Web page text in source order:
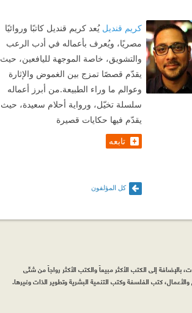
كريم قنديل يُعد كريم قنديل كاتبًا وروائيًا
مصريًا، ويُعرف بأعماله في أدب الرعب
والتشويق، خاصة الموجهة لليافعين، حيث
يقدّم قصصًا تمزج بين الغموض والإثارة
وعوالم ما وراء الطبيعة.من أبرز أعماله
سلسلة تخيّل، ورواية أحلام سعيدة، حيث
يقدّم فيها حكايات قصيرة
تابعه
كل المؤلفون
بالإضافة إلى الكتب الأكثر مبيعاً والكتب الأكثر رواجاً من شتّى
كتب الفلسفة وكتب التنمية البشرية وتطوير الذات وغيرها.